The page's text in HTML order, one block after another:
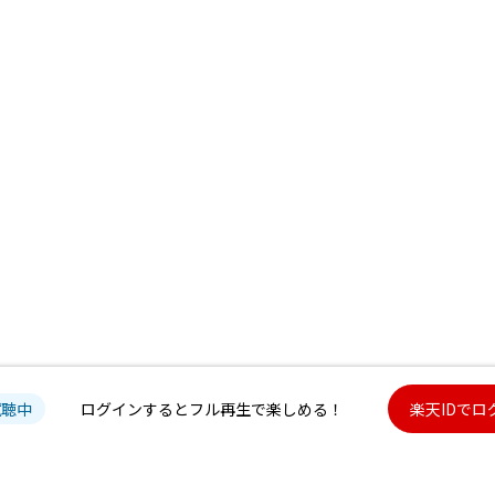
中 ログインするとフル再生で楽しめる！ 楽天IDでロ